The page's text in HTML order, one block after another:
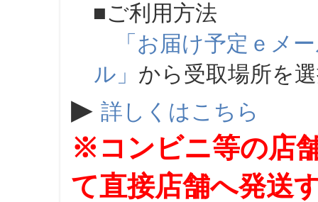
■ご利用方法
「お届け予定ｅメ
ル」 から受取場所を
▶ 詳しくはこちら
※コンビニ等の店
て直接店舗へ発送